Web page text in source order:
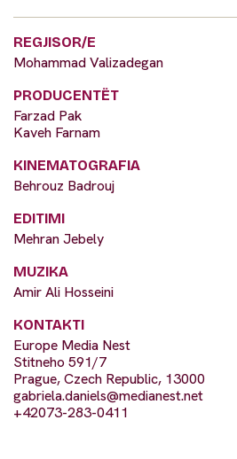
REGJISOR/E
Mohammad Valizadegan
PRODUCENTËT
Farzad Pak
Kaveh Farnam
KINEMATOGRAFIA
Behrouz Badrouj
EDITIMI
Mehran Jebely
MUZIKA
Amir Ali Hosseini
KONTAKTI
Europe Media Nest
Stitneho 591/7
Prague, Czech Republic, 13000
gabriela.daniels@medianest.net
+42073-283-0411